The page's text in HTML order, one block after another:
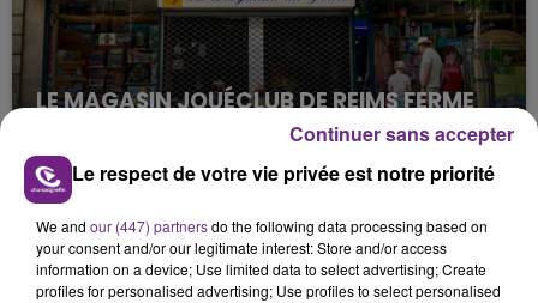
LE MAGASIN JOUÉCLUB DE REIMS FERME
C'était l'une des institutions du centre-ville
rémois. Le magasin JouéClub est contraint de
fermer ses portes.
TITRES DIFFUSÉS
Le respect de votre vie privée est notre priorité
We and our (447) partnersdo the following data processing based on
your consent and/or our legitimate interest: Store and/or access
information on a device; Use limited data to select advertising; Create
profiles for personalised advertising; Use profiles to select personalised
Continuer sans accepter